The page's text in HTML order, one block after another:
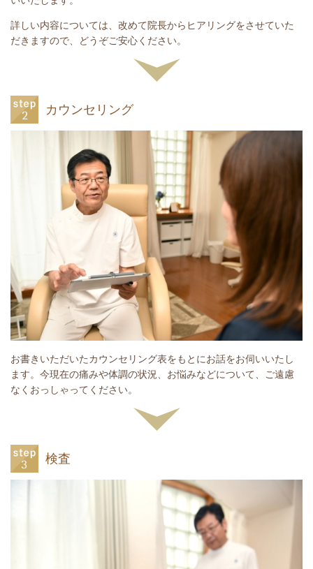
詳しい内容については、改めて院長からヒアリングをさせていた
だきますので、どうぞご安心ください。
カウンセリング
お書きいただいたカウンセリング表をもとにお話をお伺いいたし
ます。今現在の痛みや体調の状況、お悩みなどについて、ご遠慮
なくおっしゃってください。
検査